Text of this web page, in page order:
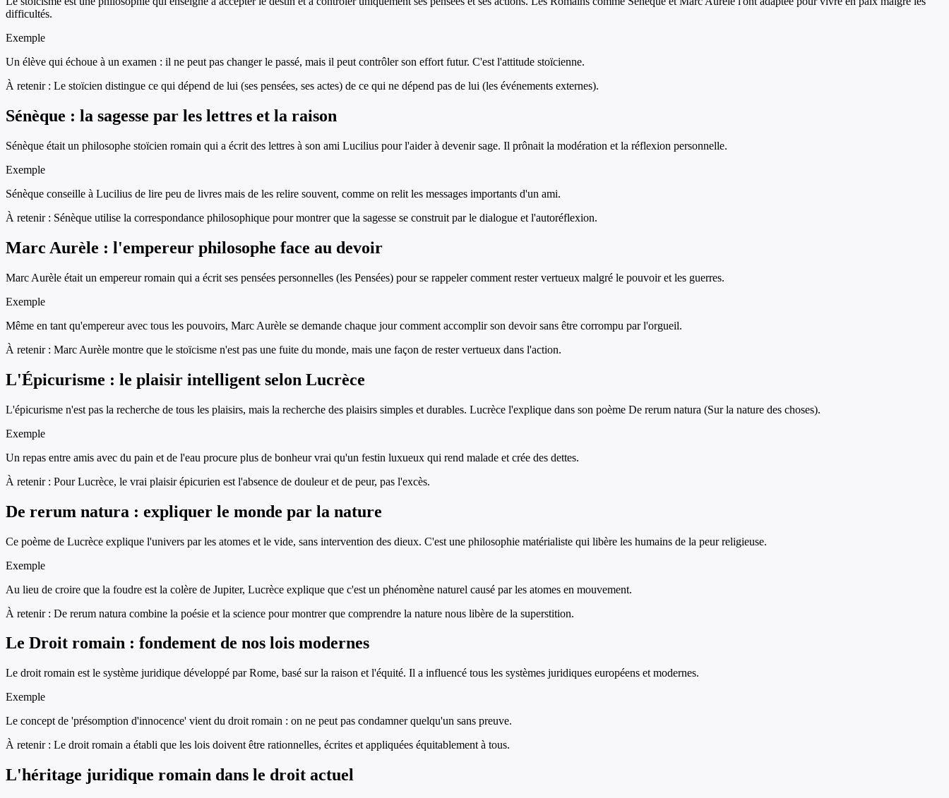
difficultés.
Exemple
Un élève qui échoue à un examen : il ne peut pas changer le passé, mais il peut contrôler son effort futur. C'est l'attitude stoïcienne.
À retenir : Le stoïcien distingue ce qui dépend de lui (ses pensées, ses actes) de ce qui ne dépend pas de lui (les événements externes).
Sénèque : la sagesse par les lettres et la raison
Sénèque était un philosophe stoïcien romain qui a écrit des lettres à son ami Lucilius pour l'aider à devenir sage. Il prônait la modération et la réflexion personnelle.
Exemple
Sénèque conseille à Lucilius de lire peu de livres mais de les relire souvent, comme on relit les messages importants d'un ami.
À retenir : Sénèque utilise la correspondance philosophique pour montrer que la sagesse se construit par le dialogue et l'autoréflexion.
Marc Aurèle : l'empereur philosophe face au devoir
Marc Aurèle était un empereur romain qui a écrit ses pensées personnelles (les Pensées) pour se rappeler comment rester vertueux malgré le pouvoir et les guerres.
Exemple
Même en tant qu'empereur avec tous les pouvoirs, Marc Aurèle se demande chaque jour comment accomplir son devoir sans être corrompu par l'orgueil.
À retenir : Marc Aurèle montre que le stoïcisme n'est pas une fuite du monde, mais une façon de rester vertueux dans l'action.
L'Épicurisme : le plaisir intelligent selon Lucrèce
L'épicurisme n'est pas la recherche de tous les plaisirs, mais la recherche des plaisirs simples et durables. Lucrèce l'explique dans son poème De rerum natura (Sur la nature des choses).
Exemple
Un repas entre amis avec du pain et de l'eau procure plus de bonheur vrai qu'un festin luxueux qui rend malade et crée des dettes.
À retenir : Pour Lucrèce, le vrai plaisir épicurien est l'absence de douleur et de peur, pas l'excès.
De rerum natura : expliquer le monde par la nature
Ce poème de Lucrèce explique l'univers par les atomes et le vide, sans intervention des dieux. C'est une philosophie matérialiste qui libère les humains de la peur religieuse.
Exemple
Au lieu de croire que la foudre est la colère de Jupiter, Lucrèce explique que c'est un phénomène naturel causé par les atomes en mouvement.
À retenir : De rerum natura combine la poésie et la science pour montrer que comprendre la nature nous libère de la superstition.
Le Droit romain : fondement de nos lois modernes
Le droit romain est le système juridique développé par Rome, basé sur la raison et l'équité. Il a influencé tous les systèmes juridiques européens et modernes.
Exemple
Le concept de 'présomption d'innocence' vient du droit romain : on ne peut pas condamner quelqu'un sans preuve.
À retenir : Le droit romain a établi que les lois doivent être rationnelles, écrites et appliquées équitablement à tous.
L'héritage juridique romain dans le droit actuel